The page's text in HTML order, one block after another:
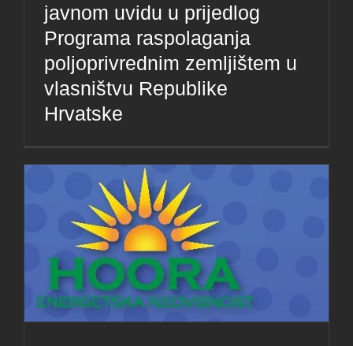
javnom uvidu u prijedlog
Programa raspolaganja
poljoprivrednim zemljištem u
vlasništvu Republike
Hrvatske